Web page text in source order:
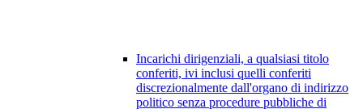
Incarichi dirigenziali, a qualsiasi titolo
conferiti, ivi inclusi quelli conferiti
discrezionalmente dall'organo di indirizzo
politico senza procedure pubbliche di